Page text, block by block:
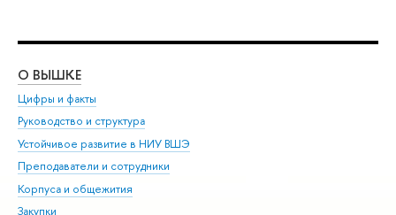
О ВЫШКЕ
Цифры и факты
Руководство и структура
Устойчивое развитие в НИУ ВШЭ
Преподаватели и сотрудники
Корпуса и общежития
Закупки